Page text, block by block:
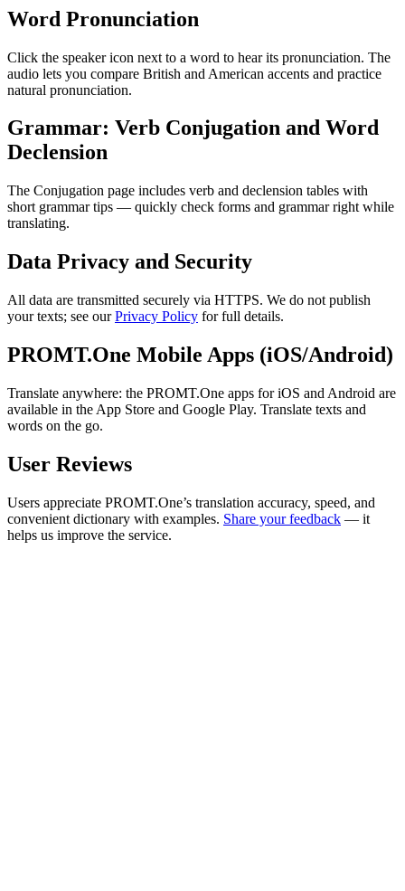
Word Pronunciation
Click the speaker icon next to a word to hear its pronunciation. The
audio lets you compare British and American accents and practice
natural pronunciation.
Grammar: Verb Conjugation and Word
Declension
The Conjugation page includes verb and declension tables with
short grammar tips — quickly check forms and grammar right while
translating.
Data Privacy and Security
All data are transmitted securely via HTTPS. We do not publish
your texts; see ourPrivacy Policy for full details.
PROMT.One Mobile Apps (iOS/Android)
Translate anywhere: the PROMT.One apps for iOS and Android are
available in the App Store and Google Play. Translate texts and
words on the go.
User Reviews
Users appreciate PROMT.One’s translation accuracy, speed, and
convenient dictionary with examples. Share your feedback — it
helps us improve the service.